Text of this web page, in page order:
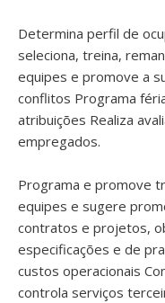
Determina perfil de
seleciona, treina,
equipes e promove a
conflitos Programa
atribuições Realiza
empregados.
Programa e promove
equipes e sugere
contratos e projetos,
especificações e de
custos operacionais
controla serviços